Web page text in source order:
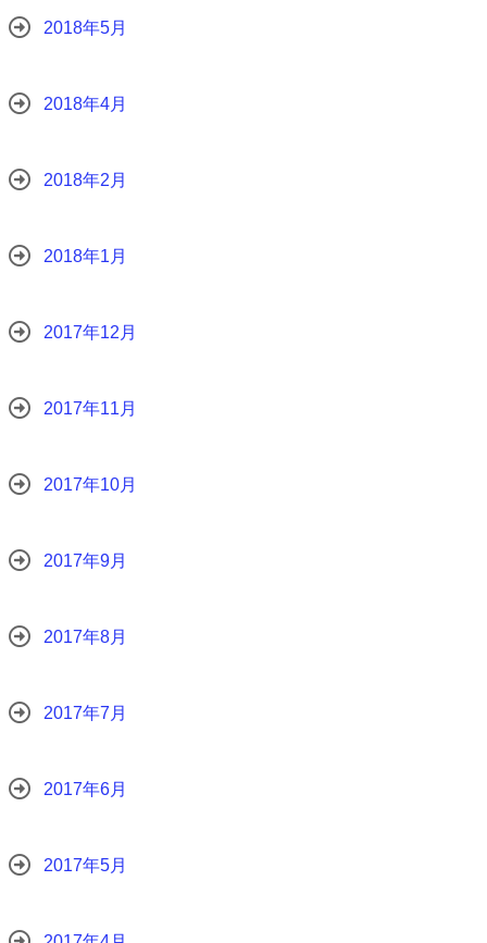
2018年5月
2018年4月
2018年2月
2018年1月
2017年12月
2017年11月
2017年10月
2017年9月
2017年8月
2017年7月
2017年6月
2017年5月